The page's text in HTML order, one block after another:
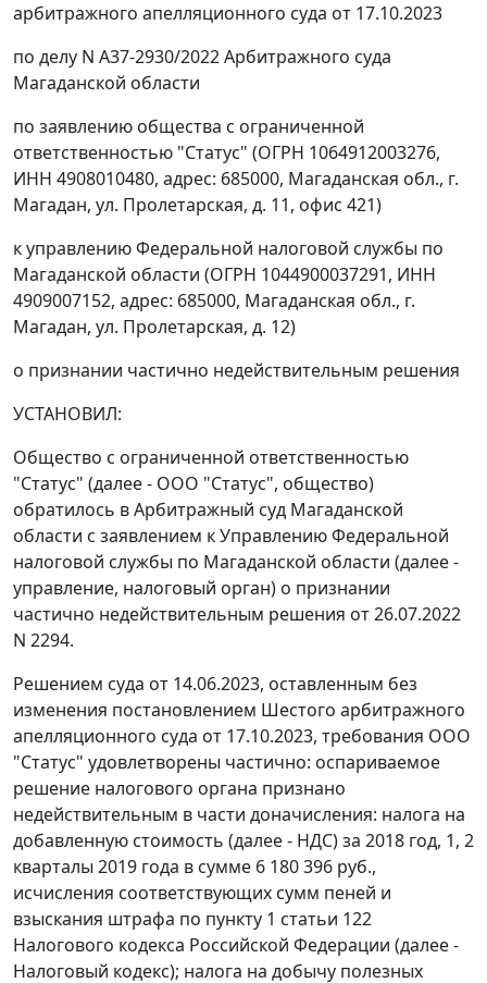
арбитражного апелляционного суда от 17.10.2023
по делу N А37-2930/2022 Арбитражного суда
Магаданской области
по заявлению общества с ограниченной
ответственностью "Статус" (ОГРН 1064912003276,
ИНН 4908010480, адрес: 685000, Магаданская обл., г.
Магадан, ул. Пролетарская, д. 11, офис 421)
к управлению Федеральной налоговой службы по
Магаданской области (ОГРН 1044900037291, ИНН
4909007152, адрес: 685000, Магаданская обл., г.
Магадан, ул. Пролетарская, д. 12)
о признании частично недействительным решения
УСТАНОВИЛ:
Общество с ограниченной ответственностью
"Статус" (далее - ООО "Статус", общество)
обратилось в Арбитражный суд Магаданской
области с заявлением к Управлению Федеральной
налоговой службы по Магаданской области (далее -
управление, налоговый орган) о признании
частично недействительным решения от 26.07.2022
N 2294.
Решением суда от 14.06.2023, оставленным без
изменения постановлением Шестого арбитражного
апелляционного суда от 17.10.2023, требования ООО
"Статус" удовлетворены частично: оспариваемое
решение налогового органа признано
недействительным в части доначисления: налога на
добавленную стоимость (далее - НДС) за 2018 год, 1, 2
кварталы 2019 года в сумме 6 180 396 руб.,
исчисления соответствующих сумм пеней и
взыскания штрафа по пункту 1 статьи 122
Налогового кодекса Российской Федерации (далее -
Налоговый кодекс); налога на добычу полезных